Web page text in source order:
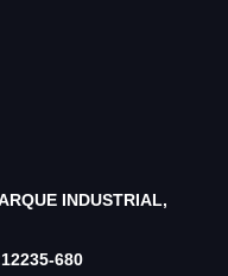
INDUSTRIAL,
680